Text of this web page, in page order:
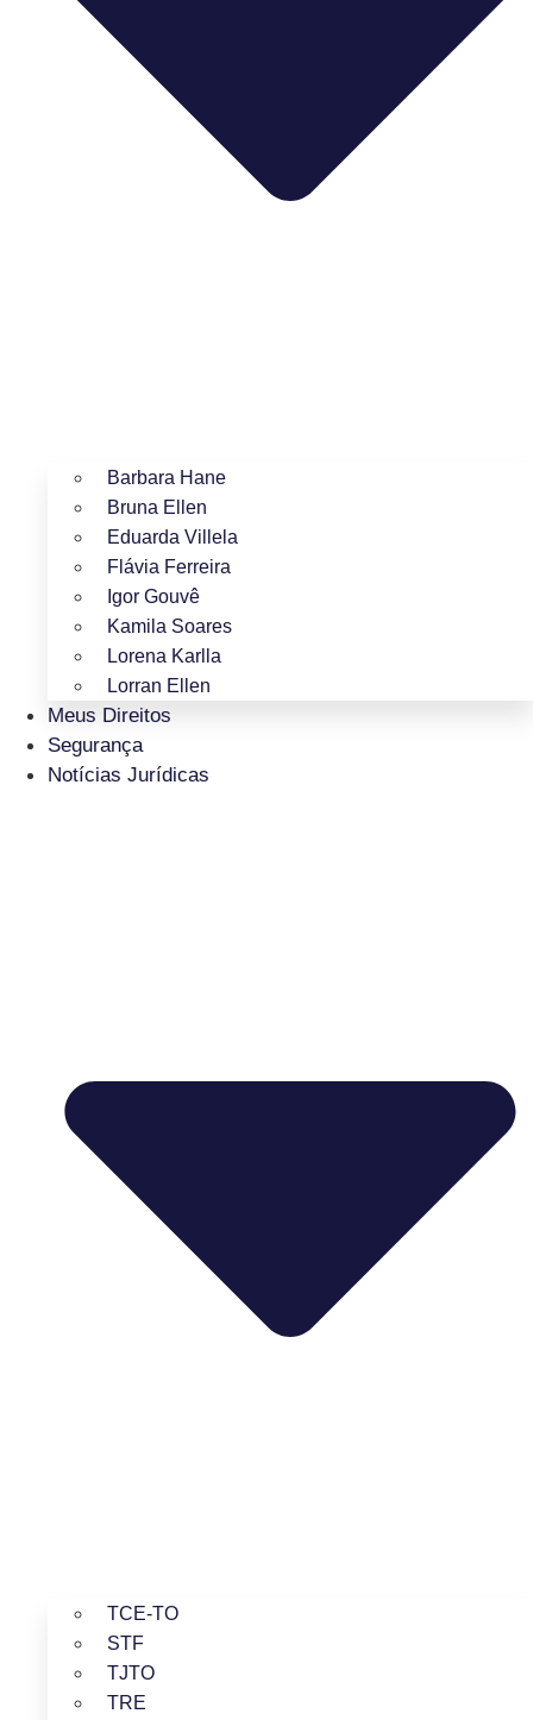
Barbara Hane
Bruna Ellen
Eduarda Villela
Flávia Ferreira
Igor Gouvê
Kamila Soares
Lorena Karlla
Lorran Ellen
Meus Direitos
Segurança
Notícias Jurídicas
TCE-TO
STF
TJTO
TRE